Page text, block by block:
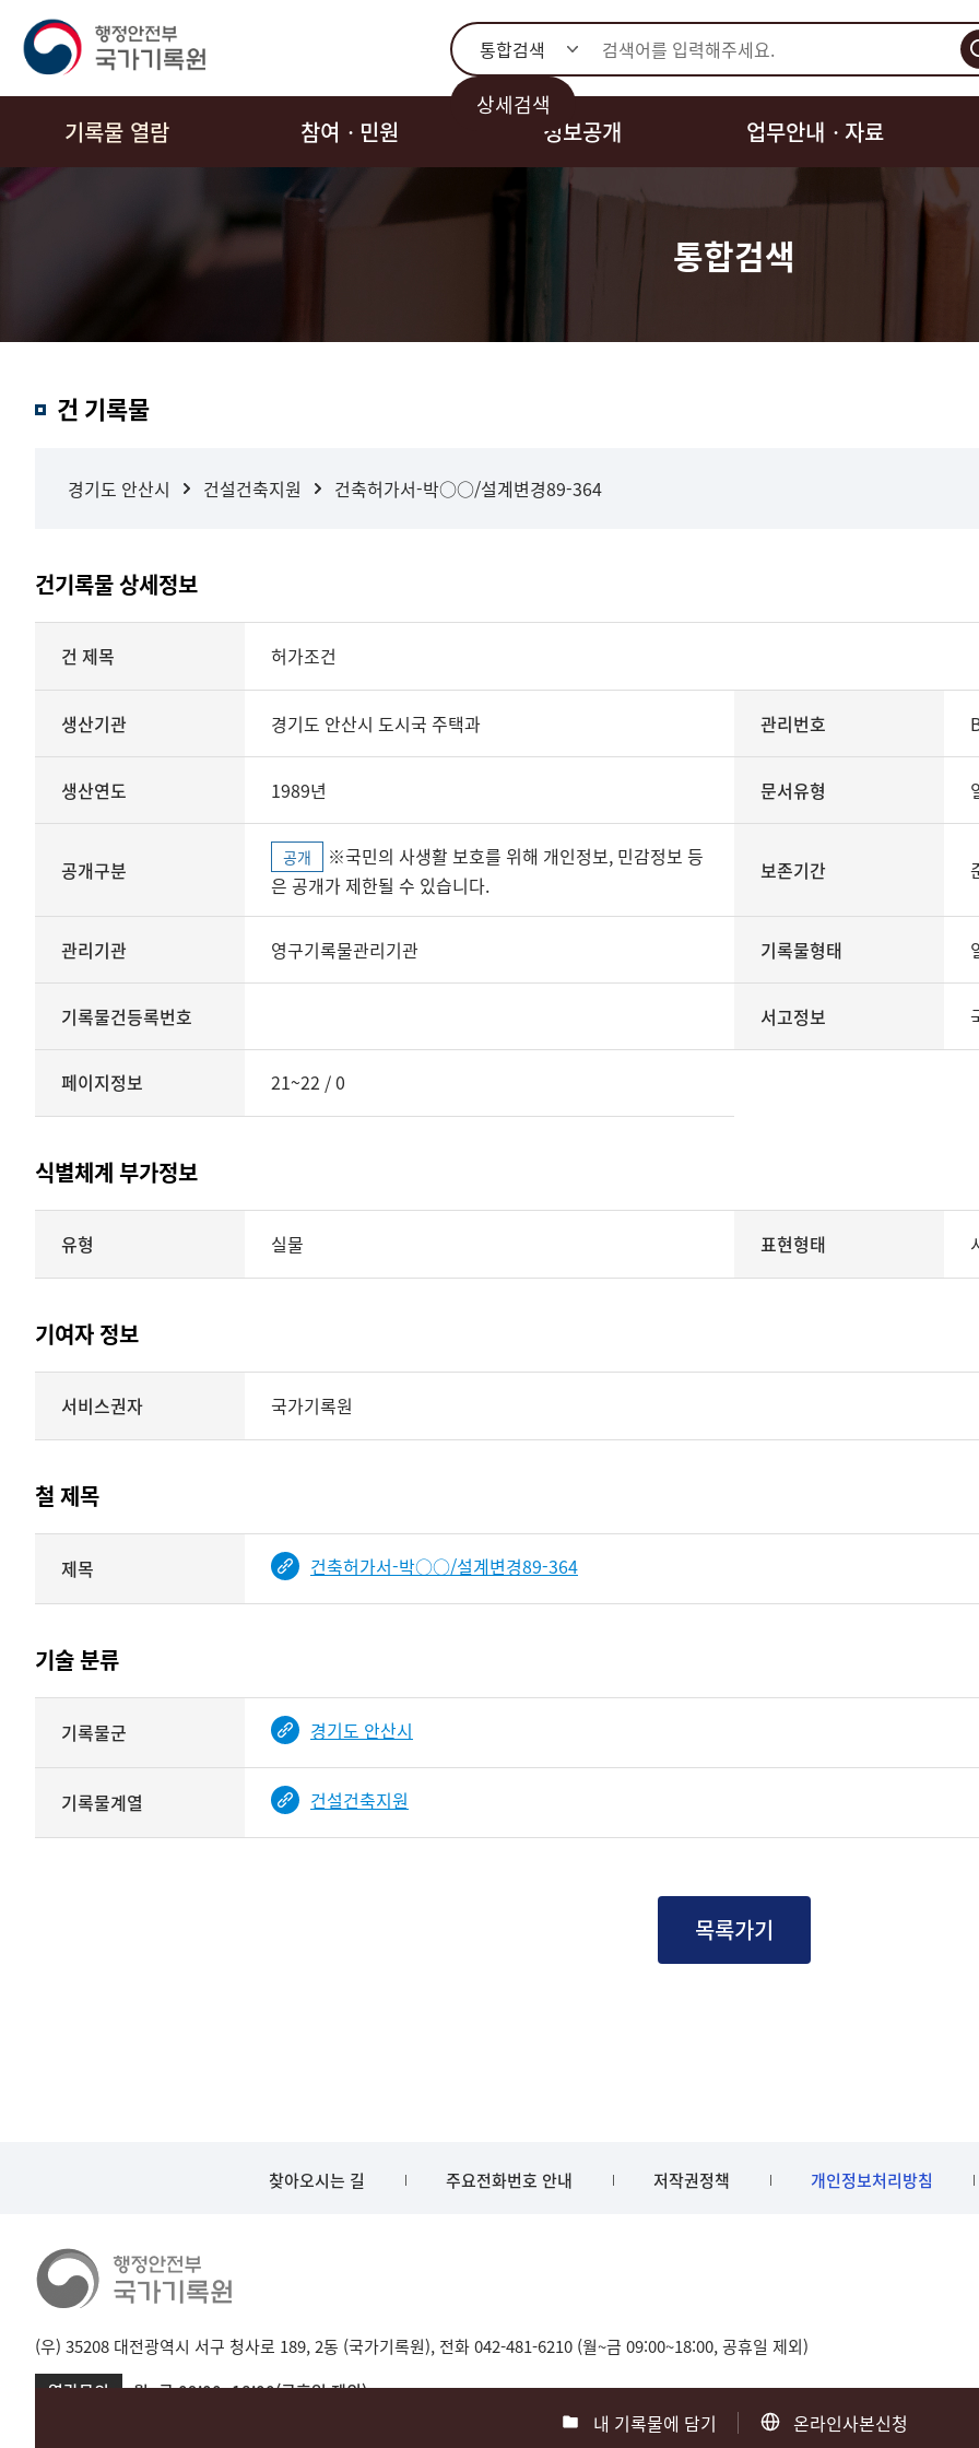
통합검색
상세검색
기록물 열람 참여ㆍ민원 정보공개 업무안내ㆍ자료
통합검색
검색건 기록물
경기도 안산시 건설건축지원 건축허가서-박○○/설계변경89-364
건기록물 상세정보
건 제목 허가조건
생산기관 경기도 안산시 도시국 주택과 관리번호
생산연도 1989년 문서유형
공개구분 공개
은 공개가 제한될 수 있습니다.
보존기간
관리기관 영구기록물관리기관 기록물형태
기록물건등록번호 서고정보
페이지정보 21~22 / 0
식별체계 부가정보
부가정보의
유형
표현형태
제공
유형 실물 표현형태
기여자 정보
기여자
정보를
테이블
기여자
제공됨
<
서비스권자 국가기록원
철 제목
기록물
건의
제목를
보여주는
표
제목 건축허가서-박○○/설계변경89-364
기술 분류
분류
정보를
보여주는
표
기록물군 경기도 안산시
기록물계열 건설건축지원
목록가기
내 기록물에 담기 온라인사본신청
찾아오시는 길 주요전화번호 안내 저작권정책 개인정보처리방침
(우) 35208 대전광역시 서구 청사로 189, 2동 (국가기록원), 전화 042-481-6210 (월~금 09:00~18:00, 공휴일 제외)
열람문의
월~금 09:00~18:00(공휴일 제외)
부산 051-550-8023 광주 062-975-5791